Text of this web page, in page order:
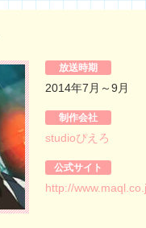
放送時期
2014年7月～9月
制作会社
studioぴえろ
公式サイト
http://